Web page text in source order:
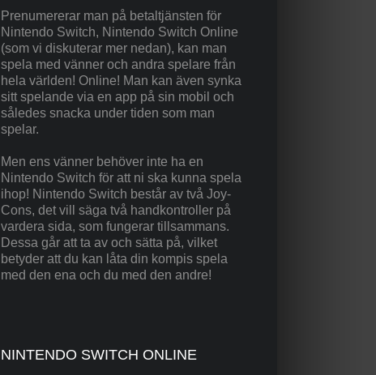
Prenumererar man på betaltjänsten för
Nintendo Switch, Nintendo Switch Online
(som vi diskuterar mer nedan), kan man
spela med vänner och andra spelare från
hela världen! Online! Man kan även synka
sitt spelande via en app på sin mobil och
således snacka under tiden som man
spelar.
Men ens vänner behöver inte ha en
Nintendo Switch för att ni ska kunna spela
ihop! Nintendo Switch består av två Joy-
Cons, det vill säga två handkontroller på
vardera sida, som fungerar tillsammans.
Dessa går att ta av och sätta på, vilket
betyder att du kan låta din kompis spela
med den ena och du med den andre!
NINTENDO SWITCH ONLINE